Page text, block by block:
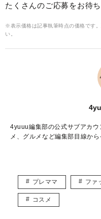
たくさんのご応募をお待
※表示価格は記事執筆時点の価格です
い。
4yuuu編集部の公式サブアカウ
メ、グルメなど編集部目線か
プレママ ファ
コスメ